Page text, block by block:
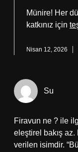
Münire! Her
katkınız için
Nisan 12, 2026
Su
Firavun ne ? ile
eleştirel bakış az.
verilen isimdir.